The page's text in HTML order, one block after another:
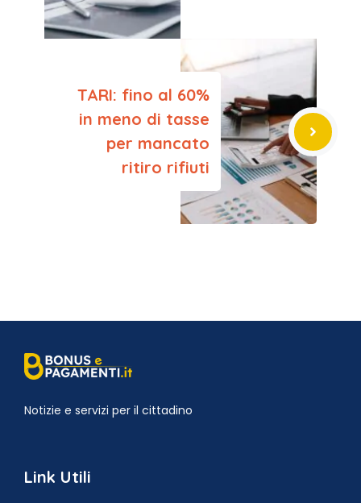
TARI: fino al 60%
in meno di tasse
per mancato
ritiro rifiuti
Notizie e servizi per il cittadino
Link Utili